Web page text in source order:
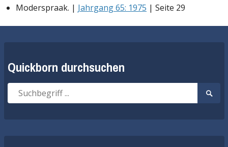
Moderspraak. | Jahrgang 65: 1975 | Seite 29
Quickborn durchsuchen
Suche
nach:
Suche